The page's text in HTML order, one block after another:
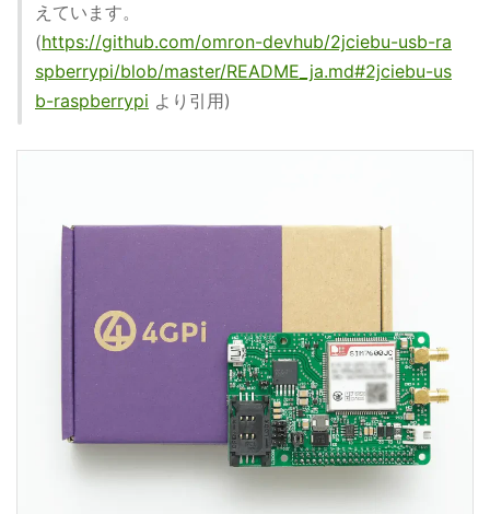
えています。
(https://github.com/omron-devhub/2jciebu-usb-ra
spberrypi/blob/master/README_ja.md#2jciebu-us
b-raspberrypi より引用)